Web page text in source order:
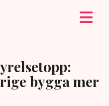
bygga mer